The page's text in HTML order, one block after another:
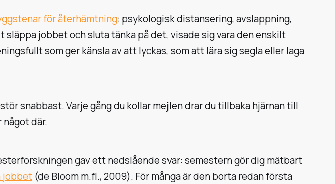
för återhämtning: psykologisk distansering, avslappning,
jobbet och sluta tänka på det, visade sig vara den enskilt
som ger känsla av att lyckas, som att lära sig segla eller laga
snabbast. Varje gång du kollar mejlen drar du tillbaka hjärnan till
där.
gav ett nedslående svar: semestern gör dig mätbart
jobbet (de Bloom m.fl., 2009). För många är den borta redan första